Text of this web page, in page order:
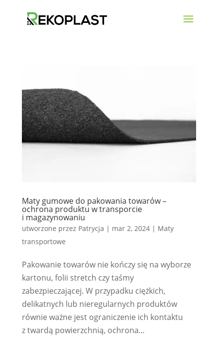
Maty gumowe do pakowania towarów –
ochrona produktu w transporcie
i magazynowaniu
utworzone przez Patrycja | mar 2, 2024| Maty
transportowe
Pakowanie towarów nie kończy się na wyborze
kartonu, folii stretch czy taśmy
zabezpieczającej. W przypadku ciężkich,
delikatnych lub nieregularnych produktów
równie ważne jest ograniczenie ich kontaktu
z twardą powierzchnią, ochrona...